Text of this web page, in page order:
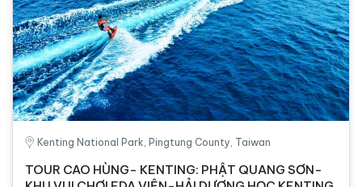
Kenting National Park, Pingtung County, Taiwan
TOUR CAO HÙNG- KENTING: PHẬT QUANG SƠN-